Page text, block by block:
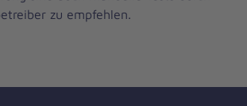
zu empfehlen.